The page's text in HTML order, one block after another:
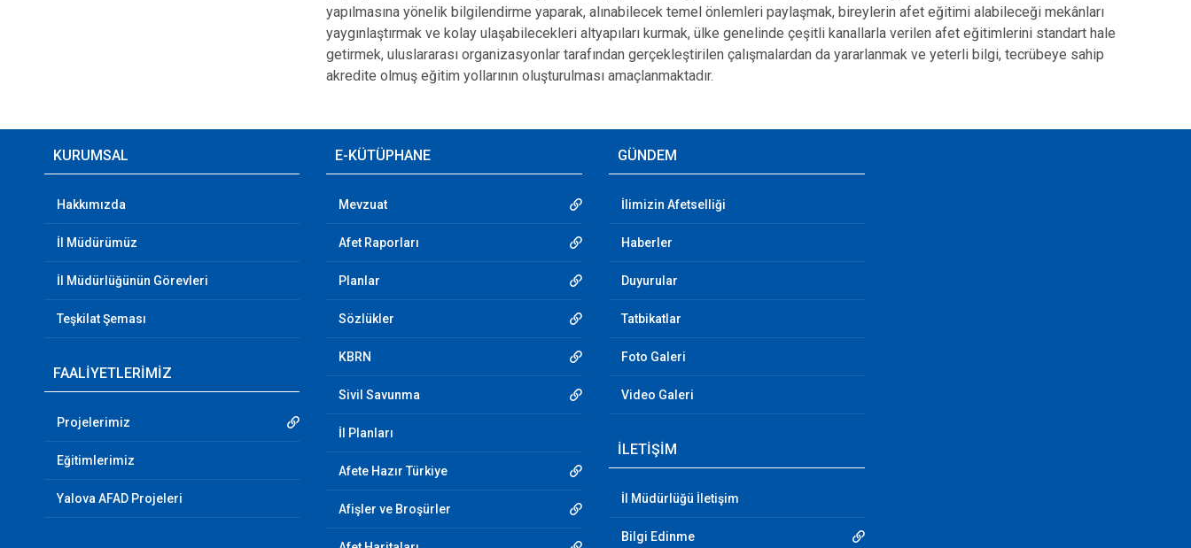
yapılmasına yönelik bilgilendirme yaparak, alınabilecek temel önlemleri paylaşmak, bireylerin afet eğitimi alabileceği mekânları
yaygınlaştırmak ve kolay ulaşabilecekleri altyapıları kurmak, ülke genelinde çeşitli kanallarla verilen afet eğitimlerini standart hale
getirmek, uluslararası organizasyonlar tarafından gerçekleştirilen çalışmalardan da yararlanmak ve yeterli bilgi, tecrübeye sahip
akredite olmuş eğitim yollarının oluşturulması amaçlanmaktadır.
KURUMSAL
Hakkımızda
İl Müdürümüz
İl Müdürlüğünün Görevleri
Teşkilat Şeması
FAALİYETLERİMİZ
Projelerimiz
Eğitimlerimiz
Yalova AFAD Projeleri
E-KÜTÜPHANE
Mevzuat
Afet Raporları
Planlar
Sözlükler
KBRN
Sivil Savunma
İl Planları
Afete Hazır Türkiye
Afişler ve Broşürler
GÜNDEM
İlimizin Afetselliği
Haberler
Duyurular
Tatbikatlar
Foto Galeri
Video Galeri
İLETİŞİM
İl Müdürlüğü İletişim
Bilgi Edinme